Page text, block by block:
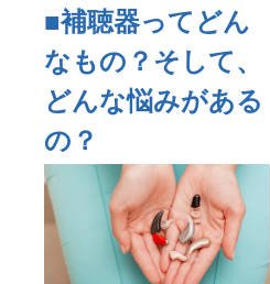
■補聴器ってどん
なもの？そして、
どんな悩みがある
の？